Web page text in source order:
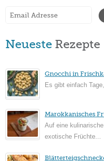
Neueste Rezepte
Gnocchi in
Es gibt einfach
Marokkanisches
Auf eine
exotische Früchte...